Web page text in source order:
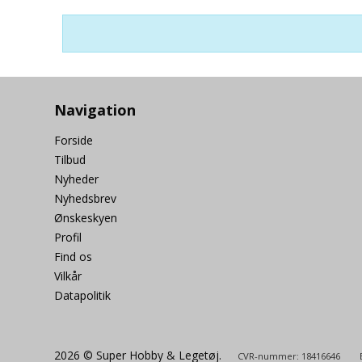
Navigation
Forside
Tilbud
Nyheder
Nyhedsbrev
Ønskeskyen
Profil
Find os
Vilkår
Datapolitik
2026 © Super Hobby & Legetøj. CVR-nummer: 18416646